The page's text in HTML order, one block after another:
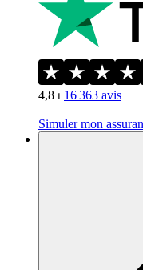
4,8 ⏐ 16 363 avis
Simuler mon